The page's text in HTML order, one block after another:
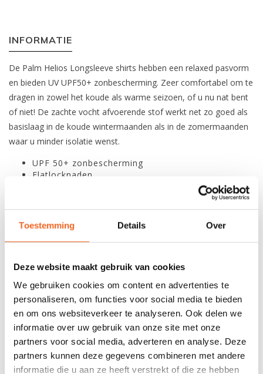
Toestemming Details Over
Deze website maakt gebruik van cookies
We gebruiken cookies om content en advertenties te
personaliseren, om functies voor social media te bieden
en om ons websiteverkeer te analyseren. Ook delen we
informatie over uw gebruik van onze site met onze
partners voor social media, adverteren en analyse. Deze
partners kunnen deze gegevens combineren met andere
informatie die u aan ze heeft verstrekt of die ze hebben
INFORMATIE
De Palm Helios Longsleeve shirts hebben een relaxed pasvorm
en bieden UV UPF50+ zonbescherming. Zeer comfortabel om te
dragen in zowel het koude als warme seizoen, of u nu nat bent
of niet! De zachte vocht afvoerende stof werkt net zo goed als
basislaag in de koude wintermaanden als in de zomermaanden
waar u minder isolatie wenst.
UPF 50+ zonbescherming
Flatlocknaden
Polygiene geurcontrole behandeld
82% gerecycled polyester mini-grid stof
100% polyester (82% gerecycleerd)
135 gr. (M)
REVIEWS
Nog niet gewaardeerd
0 sterren op basis van 0 beoordelingen